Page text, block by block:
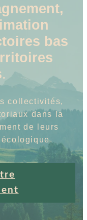
bas
.
collectivités,
dans la
de leurs